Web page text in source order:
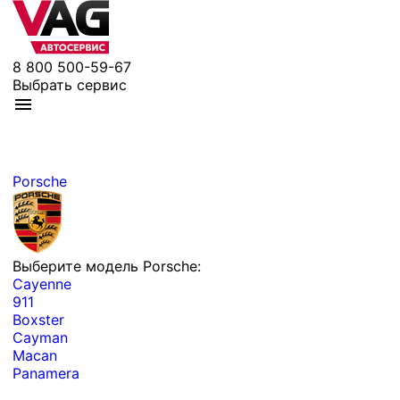
8 800 500-59-67
Выбрать сервис
Porsche
Выберите модель Porsche:
Cayenne
911
Boxster
Cayman
Macan
Panamera